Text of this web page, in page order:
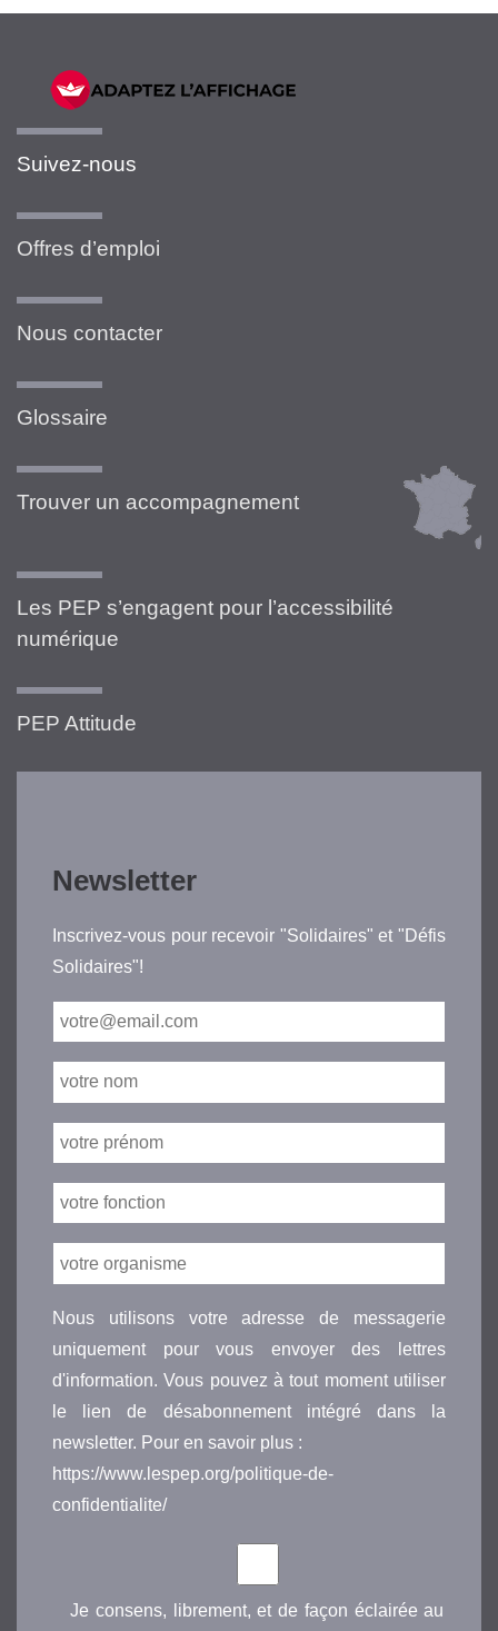
Suivez-nous
Offres d’emploi
Nous contacter
Glossaire
Trouver un accompagnement
Les PEP s’engagent pour l’accessibilité
numérique
PEP Attitude
Newsletter
Inscrivez-vous pour recevoir "Solidaires" et "Défis
Solidaires"!
Nous utilisons votre adresse de messagerie
uniquement pour vous envoyer des lettres
d'information. Vous pouvez à tout moment utiliser
le lien de désabonnement intégré dans la
newsletter. Pour en savoir plus :
https://www.lespep.org/politique-de-
confidentialite/
Je consens, librement, et de façon éclairée au